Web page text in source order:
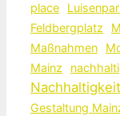
place
Feldbergplatz
Maßnahmen
Mainz
Nachhaltigkeit
Gestaltung